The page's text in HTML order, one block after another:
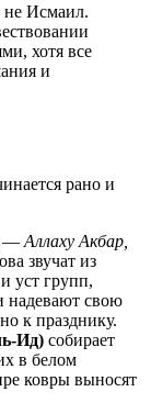
не Исмаил.
хотя все
и
рано и
— Аллаху Акбар,
звучат из
уст групп,
свою
к празднику.
Ид) собирает
в белом
ковры выносят